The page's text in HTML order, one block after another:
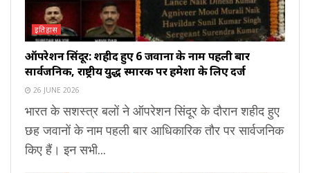
इतिहास
ऑपरेशन सिंदूर: शहीद हुए 6 जवानों के नाम पहली बार
सार्वजनिक, राष्ट्रीय युद्ध स्मारक पर हमेशा के लिए दर्ज
26 JUNE 2026
भारत के सशस्त्र बलों ने ऑपरेशन सिंदूर के दौरान शहीद हुए
छह जवानों के नाम पहली बार आधिकारिक तौर पर सार्वजनिक
किए हैं। इन सभी...